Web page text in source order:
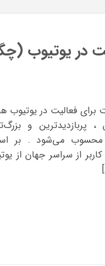
یوتیوب
برای فعالیت در یوتیوب
و
محسوب می‌شود . بر
از سراسر جهان از